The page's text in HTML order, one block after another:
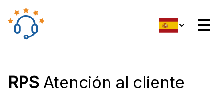
☰
RPS Atención al cliente